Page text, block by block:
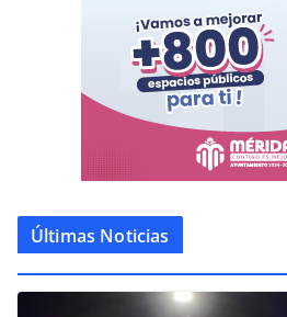
Últimas Noticias